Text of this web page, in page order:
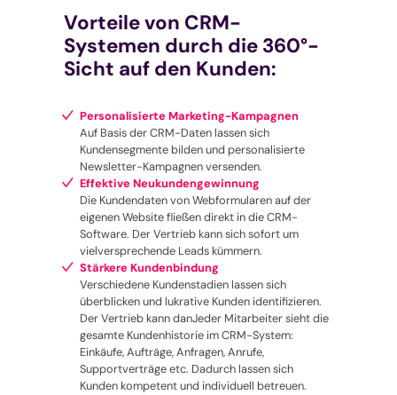
Vorteile von CRM-
Systemen durch die 360°-
Sicht auf den Kunden:
Personalisierte Marketing-Kampagnen
Auf Basis der CRM-Daten lassen sich
Kundensegmente bilden und personalisierte
Newsletter-Kampagnen versenden.
Effektive Neukundengewinnung
Die Kundendaten von Webformularen auf der
eigenen Website fließen direkt in die CRM-
Software. Der Vertrieb kann sich sofort um
vielversprechende Leads kümmern.
Stärkere Kundenbindung
Verschiedene Kundenstadien lassen sich
überblicken und lukrative Kunden identifizieren.
Der Vertrieb kann danJeder Mitarbeiter sieht die
gesamte Kundenhistorie im CRM-System:
Einkäufe, Aufträge, Anfragen, Anrufe,
Supportverträge etc. Dadurch lassen sich
Kunden kompetent und individuell betreuen.